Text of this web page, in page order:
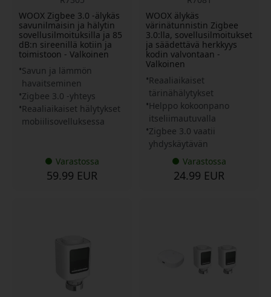
WOOX Zigbee 3.0 -älykäs
savunilmaisin ja hälytin
sovellusilmoituksilla ja 85
dB:n sireenillä kotiin ja
toimistoon - Valkoinen
Savun ja lämmön
havaitseminen
Zigbee 3.0 -yhteys
Reaaliaikaiset hälytykset
mobiilisovelluksessa
Varastossa
59.99 EUR
WOOX älykäs
värinätunnistin Zigbee
3.0:lla, sovellusilmoitukset
ja säädettävä herkkyys
kodin valvontaan -
Valkoinen
Reaaliaikaiset
tärinähälytykset
Helppo kokoonpano
itseliimautuvalla
Zigbee 3.0 vaatii
yhdyskäytävän
Varastossa
24.99 EUR